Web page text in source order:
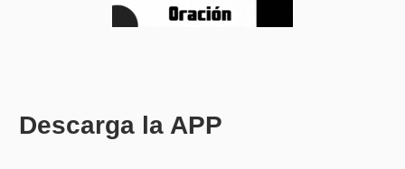
Descarga la APP